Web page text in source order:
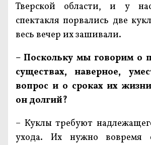
Тверской области, и у
спектакля порвались две
весь вечер их зашивали.
– Поскольку мы говорим о
существах, наверное,
вопрос и о сроках их
он долгий?
– Куклы требуют
ухода. Их нужно вовремя